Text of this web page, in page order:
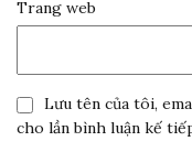
Trang web
Lưu tên của tôi,
cho lần bình luận kế